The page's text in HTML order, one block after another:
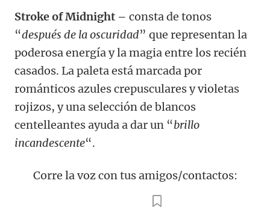
Stroke of Midnight – consta de tonos
“después de la oscuridad” que representan la
poderosa energía y la magia entre los recién
casados. La paleta está marcada por
románticos azules crepusculares y violetas
rojizos, y una selección de blancos
centelleantes ayuda a dar un “brillo
incandescente“.
Corre la voz con tus amigos/contactos: